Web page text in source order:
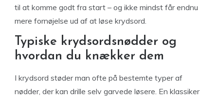
til at komme godt fra start – og ikke mindst får endnu
mere fornøjelse ud af at løse krydsord.
Typiske krydsordsnødder og
hvordan du knækker dem
I krydsord støder man ofte på bestemte typer af
nødder, der kan drille selv garvede løsere. En klassiker